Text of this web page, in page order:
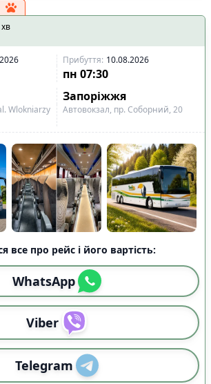
хв
Прибуття: 10.08.2026
пн 07:30
Запоріжжя
Wlokniarzy
Автовокзал, пр. Соборний, 20
все про рейс і його вартість:
WhatsApp
Viber
Telegram